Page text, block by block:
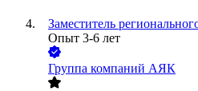
Заместитель
Опыт 3-6 лет
Группа компаний АЯК